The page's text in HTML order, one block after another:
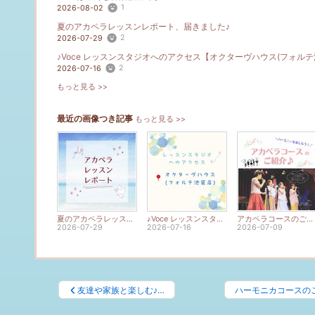
2026-08-02 1
夏のアカペラレッスンレポート、届きました♪
2026-07-29 2
2026-07-16 2
もっと見る >>
最近の画像つき記事 もっと見る >>
夏のアカペラレッスンレポート、届きました♪
2026-07-29
♪Voce レッスンスタジオへのアクセス【オクターヴハウス(フォルテ池袋店)】
2026-07-16
アカペラコースのご紹介♪
2026-07-09
友達や家族と楽しむ♪… ハーモニカコースの